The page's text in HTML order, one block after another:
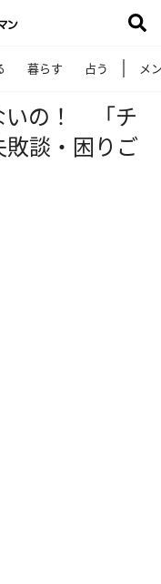
暮らす 占う メ
いの！ 「チ
談・困りご